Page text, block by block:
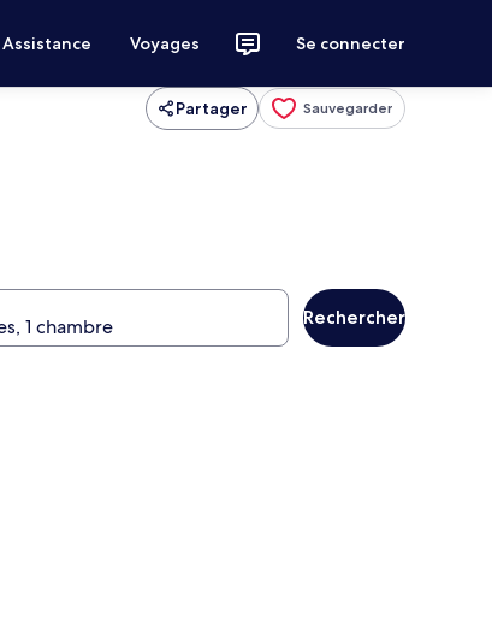
Assistance Voyages Se connecter
Partager Sauvegarder
Rechercher